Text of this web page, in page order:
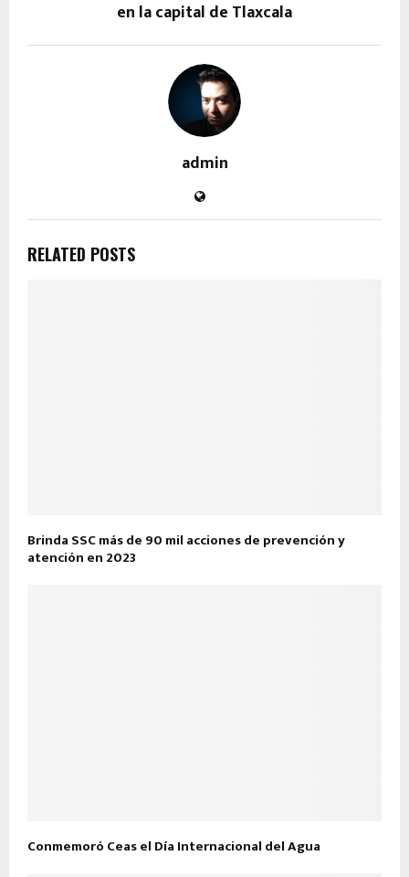
en la capital de Tlaxcala
admin
RELATED POSTS
Brinda SSC más de 90 mil acciones de prevención y
atención en 2023
Conmemoró Ceas el Día Internacional del Agua